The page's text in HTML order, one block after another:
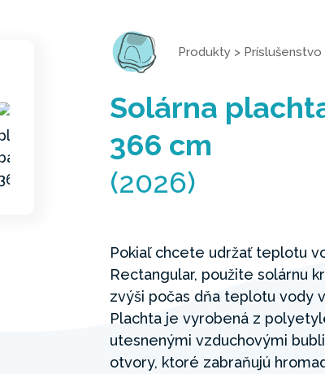
Produkty > Príslušenstvo
Solárna
366 cm
(2026)
Pokiaľ chcete udržať teplotu
Rectangular, použite solárnu
zvýši počas dňa teplotu vody
Plachta je vyrobená z
utesnenými vzduchovými
otvory, ktoré zabraňujú